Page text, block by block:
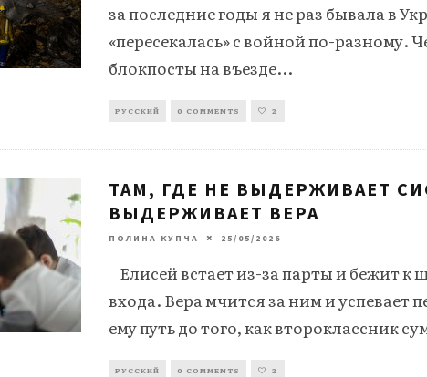
за последние годы я не раз бывала в
«пересекалась» с войной по-разному.
блокпосты на въезде...
РУССКИЙ 0 COMMENTS 2
ТАМ, ГДЕ НЕ ВЫДЕРЖИВАЕТ
ВЫДЕРЖИВАЕТ ВЕРА
ПОЛИНА КУПЧА 25/05/2026
Елисей встает из-за парты и бежит к
входа. Вера мчится за ним и успевает
ему путь до того, как второклассник
РУССКИЙ 0 COMMENTS 2